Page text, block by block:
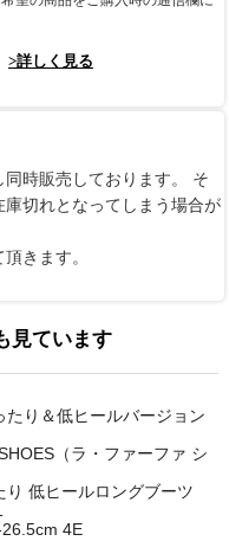
>詳しく見る
時販売しております。 そ
切れとなってしまう場合が
きます。
見ています
たり＆低ヒールバージョン
（ラ・ファーファ シ
り 低ヒールロングブーツ
4E